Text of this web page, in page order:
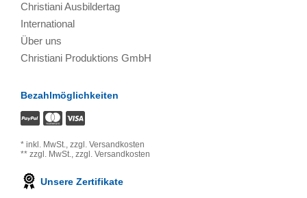
Christiani Ausbildertag
International
Über uns
Christiani Produktions GmbH
Bezahlmöglichkeiten
* inkl. MwSt., zzgl. Versandkosten
** zzgl. MwSt., zzgl. Versandkosten
Unsere Zertifikate